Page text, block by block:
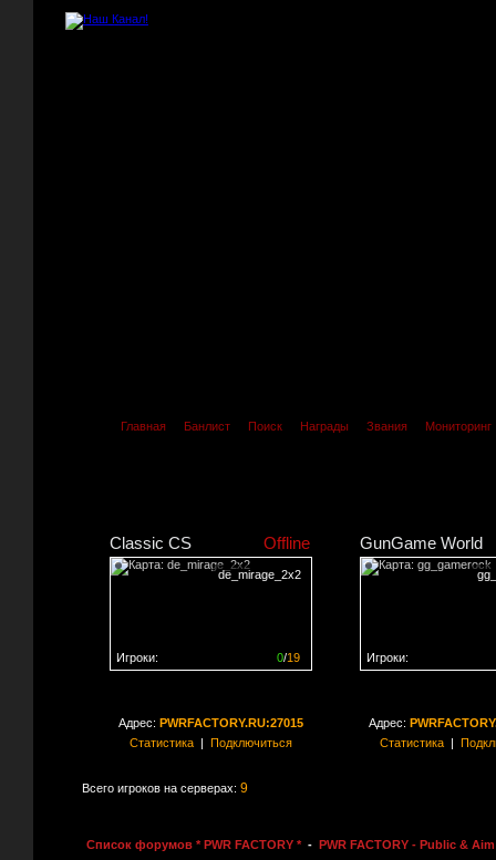
Главная Банлист Поиск Награды Звания Мониторинг
Classic CS Offline
de_mirage_2x2
0/19
Игроки:
GunGame World
Игроки:
Адрес: PWRFACTORY.RU:27015
Статистика| Подключиться
Адрес:
Статистика|
Всего игроков на серверах: 9
Список форумов * PWR FACTORY * - PWR FACTORY - Public &